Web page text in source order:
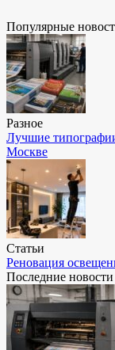
Популярные
Разное
Лучшие
Москве
Статьи
Реновация
Последние новости